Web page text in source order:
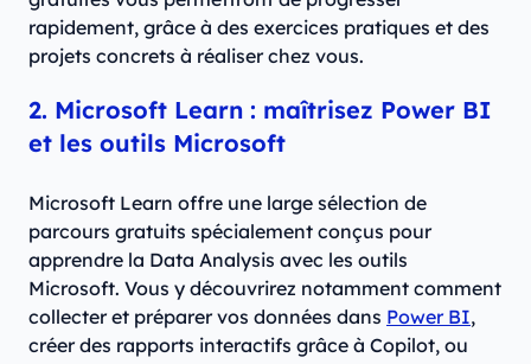
rapidement, grâce à des exercices pratiques et des
projets concrets à réaliser chez vous.
2. Microsoft Learn : maîtrisez Power BI
et les outils Microsoft
Microsoft Learn offre une large sélection de
parcours gratuits spécialement conçus pour
apprendre la Data Analysis avec les outils
Microsoft. Vous y découvrirez notamment comment
collecter et préparer vos données dans Power BI,
créer des rapports interactifs grâce à Copilot, ou